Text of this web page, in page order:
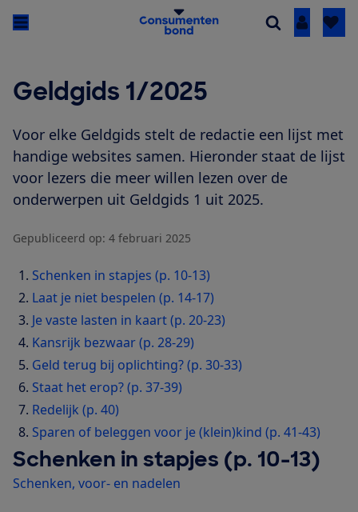
Inloggen
Geldgids 1/2025
Voor elke Geldgids stelt de redactie een lijst met
handige websites samen. Hieronder staat de lijst
voor lezers die meer willen lezen over de
onderwerpen uit Geldgids 1 uit 2025.
Gepubliceerd op: 4 februari 2025
Schenken in stapjes (p. 10-13)
Laat je niet bespelen (p. 14-17)
Je vaste lasten in kaart (p. 20-23)
Kansrijk bezwaar (p. 28-29)
Geld terug bij oplichting? (p. 30-33)
Staat het erop? (p. 37-39)
Redelijk (p. 40)
Sparen of beleggen voor je (klein)kind (p. 41-43)
Schenken in stapjes (p. 10-13)
Schenken, voor- en nadelen